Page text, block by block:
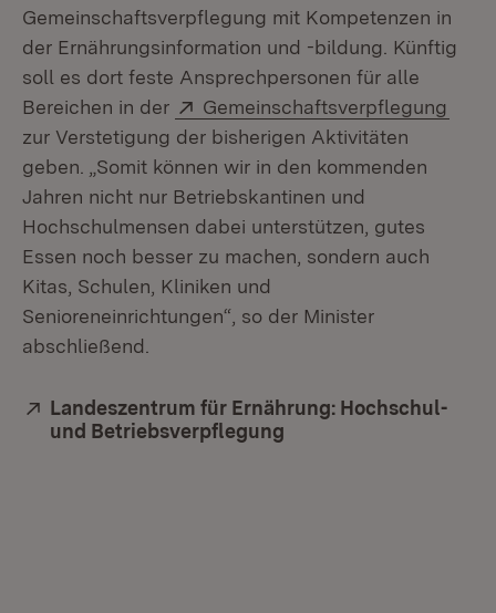
Gemeinschaftsverpflegung mit Kompetenzen in
der Ernährungsinformation und -bildung. Künftig
soll es dort feste Ansprechpersonen für alle
Bereichen in der
Extern:
Gemeinschaftsverpflegung
zur Verstetigung der bisherigen Aktivitäten
geben. „Somit können wir in den kommenden
Jahren nicht nur Betriebskantinen und
Hochschulmensen dabei unterstützen, gutes
Essen noch besser zu machen, sondern auch
Kitas, Schulen, Kliniken und
Senioreneinrichtungen“, so der Minister
abschließend.
Extern:
Landeszentrum für Ernährung: Hochschul-
und Betriebsverpflegung